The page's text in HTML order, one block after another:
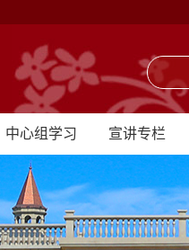
中心组学习 宣讲专栏